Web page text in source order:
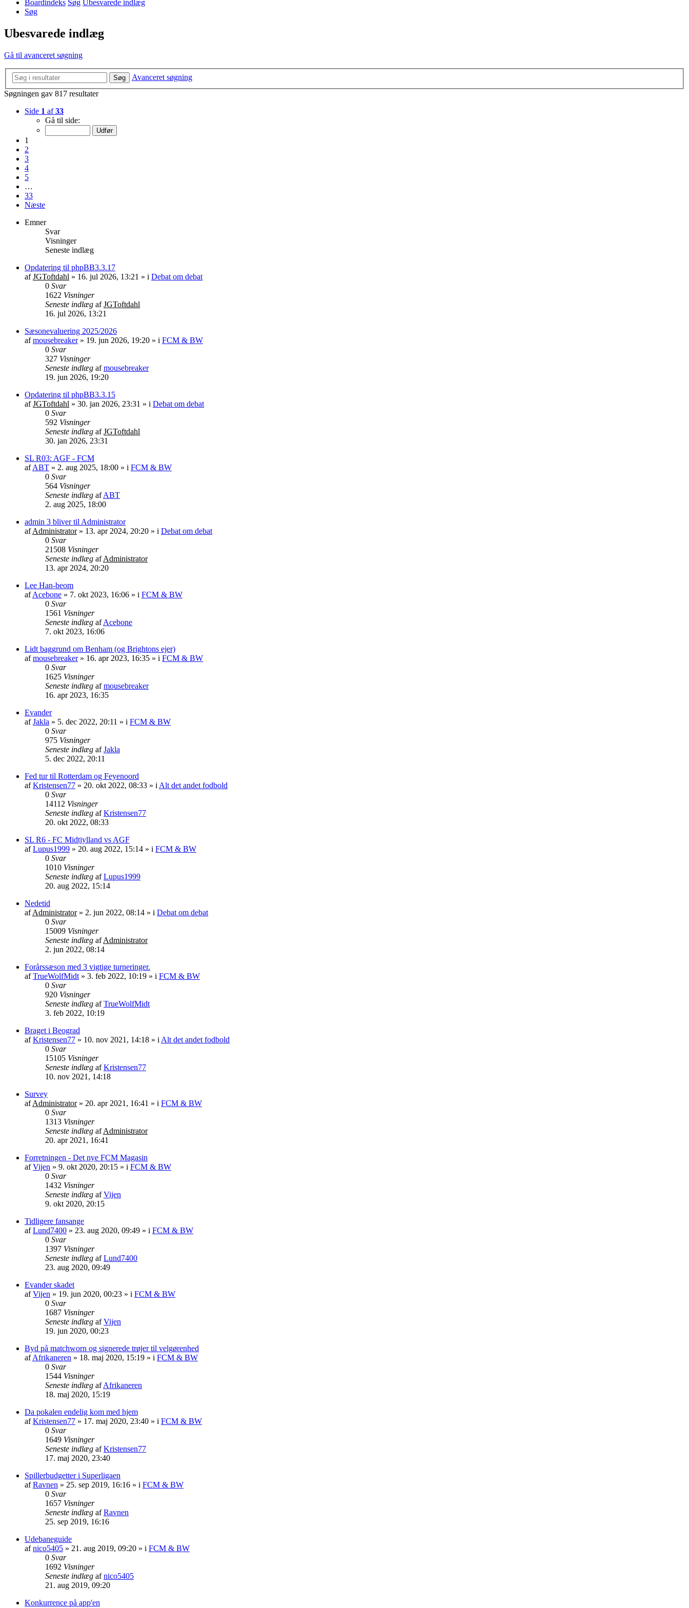
Boardindeks Søg Ubesvarede indlæg
Søg
Ubesvarede indlæg
Gå til avanceret søgning
Søg
Avanceret søgning
Søgningen gav 817 resultater
Side 1 af33
Gå til side:
1
2
3
4
5
…
33
Næste
Emner
Svar
Visninger
Seneste indlæg
Opdatering til phpBB3.3.17
afJGToftdahl » 16. jul 2026, 13:21 » i Debat om debat
0 Svar
1622 Visninger
Seneste indlæg afJGToftdahl
16. jul 2026, 13:21
Sæsonevaluering 2025/2026
afmousebreaker» 19. jun 2026, 19:20 » i FCM & BW
0 Svar
327 Visninger
Seneste indlæg afmousebreaker
19. jun 2026, 19:20
Opdatering til phpBB3.3.15
afJGToftdahl » 30. jan 2026, 23:31 » i Debat om debat
0 Svar
592 Visninger
Seneste indlæg afJGToftdahl
30. jan 2026, 23:31
SL R03: AGF - FCM
afABT » 2. aug 2025, 18:00 » i FCM & BW
0 Svar
564 Visninger
Seneste indlæg afABT
2. aug 2025, 18:00
admin 3 bliver til Administrator
afAdministrator» 13. apr 2024, 20:20 » i Debat om debat
0 Svar
21508 Visninger
Seneste indlæg afAdministrator
13. apr 2024, 20:20
Lee Han-beom
afAcebone » 7. okt 2023, 16:06 » i FCM & BW
0 Svar
1561 Visninger
Seneste indlæg afAcebone
7. okt 2023, 16:06
Lidt baggrund om Benham (og Brightons ejer)
afmousebreaker» 16. apr 2023, 16:35 » i FCM & BW
0 Svar
1625 Visninger
Seneste indlæg afmousebreaker
16. apr 2023, 16:35
Evander
afJakla » 5. dec 2022, 20:11 » i FCM & BW
0 Svar
975 Visninger
Seneste indlæg afJakla
5. dec 2022, 20:11
Fed tur til Rotterdam og Feyenoord
afKristensen77 » 20. okt 2022, 08:33 » i Alt det andet fodbold
0 Svar
14112 Visninger
Seneste indlæg afKristensen77
20. okt 2022, 08:33
SL R6 - FC Midtjylland vs AGF
afLupus1999 » 20. aug 2022, 15:14 » i FCM & BW
0 Svar
1010 Visninger
Seneste indlæg afLupus1999
20. aug 2022, 15:14
Nedetid
afAdministrator» 2. jun 2022, 08:14 » i Debat om debat
0 Svar
15009 Visninger
Seneste indlæg afAdministrator
2. jun 2022, 08:14
Forårssæson med 3 vigtige turneringer.
afTrueWolfMidt » 3. feb 2022, 10:19 » i FCM & BW
0 Svar
920 Visninger
Seneste indlæg afTrueWolfMidt
3. feb 2022, 10:19
Braget i Beograd
afKristensen77 » 10. nov 2021, 14:18 » i Alt det andet fodbold
0 Svar
15105 Visninger
Seneste indlæg afKristensen77
10. nov 2021, 14:18
Survey
afAdministrator» 20. apr 2021, 16:41 » i FCM & BW
0 Svar
1313 Visninger
Seneste indlæg afAdministrator
20. apr 2021, 16:41
Forretningen - Det nye FCM Magasin
afVijen » 9. okt 2020, 20:15 » i FCM & BW
0 Svar
1432 Visninger
Seneste indlæg afVijen
9. okt 2020, 20:15
Tidligere fansange
afLund7400 » 23. aug 2020, 09:49 » i FCM & BW
0 Svar
1397 Visninger
Seneste indlæg afLund7400
23. aug 2020, 09:49
Evander skadet
afVijen » 19. jun 2020, 00:23 » i FCM & BW
0 Svar
1687 Visninger
Seneste indlæg afVijen
19. jun 2020, 00:23
Byd på matchworn og signerede trøjer til velgørenhed
afAfrikaneren » 18. maj 2020, 15:19 » i FCM & BW
0 Svar
1544 Visninger
Seneste indlæg afAfrikaneren
18. maj 2020, 15:19
Da pokalen endelig kom med hjem
afKristensen77 » 17. maj 2020, 23:40 » i FCM & BW
0 Svar
1649 Visninger
Seneste indlæg afKristensen77
17. maj 2020, 23:40
Spillerbudgetter i Superligaen
afRavnen » 25. sep 2019, 16:16 » i FCM & BW
0 Svar
1657 Visninger
Seneste indlæg afRavnen
25. sep 2019, 16:16
Udebaneguide
afnico5405 » 21. aug 2019, 09:20 » i FCM & BW
0 Svar
1692 Visninger
Seneste indlæg afnico5405
21. aug 2019, 09:20
Konkurrence på app'en